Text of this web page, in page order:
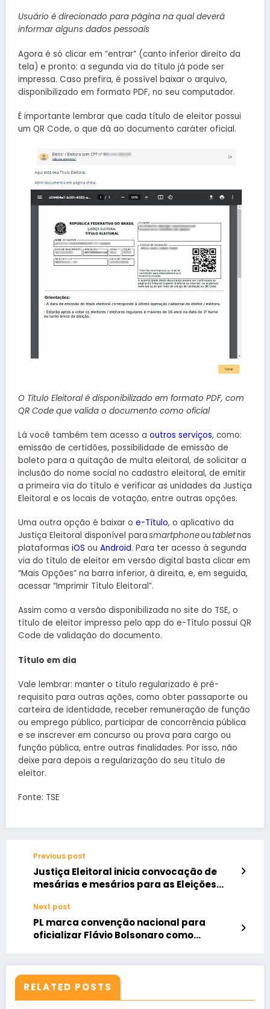
Usuário é direcionado para página na qual deverá
informar alguns dados pessoais
Agora é só clicar em “entrar” (canto inferior direito da
tela) e pronto: a segunda via do título já pode ser
impressa. Caso prefira, é possível baixar o arquivo,
disponibilizado em formato PDF, no seu computador.
É importante lembrar que cada título de eleitor possui
um QR Code, o que dá ao documento caráter oficial.
O Título Eleitoral é disponibilizado em formato PDF, com
QR Code que valida o documento como oficial
Lá você também tem acesso a outros serviços, como:
emissão de certidões, possibilidade de emissão de
boleto para a quitação de multa eleitoral, de solicitar a
inclusão do nome social no cadastro eleitoral, de emitir
a primeira via do título e verificar as unidades da Justiça
Eleitoral e os locais de votação, entre outras opções.
Uma outra opção é baixar o e-Título, o aplicativo da
Justiça Eleitoral disponível parasmartphoneou tabletnas
plataformas iOS ou Android. Para ter acesso à segunda
via do título de eleitor em versão digital basta clicar em
“Mais Opções” na barra inferior, à direita, e, em seguida,
acessar “Imprimir Título Eleitoral”.
Assim como a versão disponibilizada no site do TSE, o
título de eleitor impresso pelo app do e-Título possui QR
Code de validação do documento.
Título em dia
Vale lembrar: manter o título regularizado é pré-
requisito para outras ações, como obter passaporte ou
carteira de identidade, receber remuneração de função
ou emprego público, participar de concorrência pública
e se inscrever em concurso ou prova para cargo ou
função pública, entre outras finalidades. Por isso, não
deixe para depois a regularização do seu título de
eleitor.
Fonte: TSE
Previous post
Justiça Eleitoral inicia convocação de
mesárias e mesários para as Eleições
Next post
PL marca convenção nacional para
oficializar Flávio Bolsonaro como
RELATED POSTS